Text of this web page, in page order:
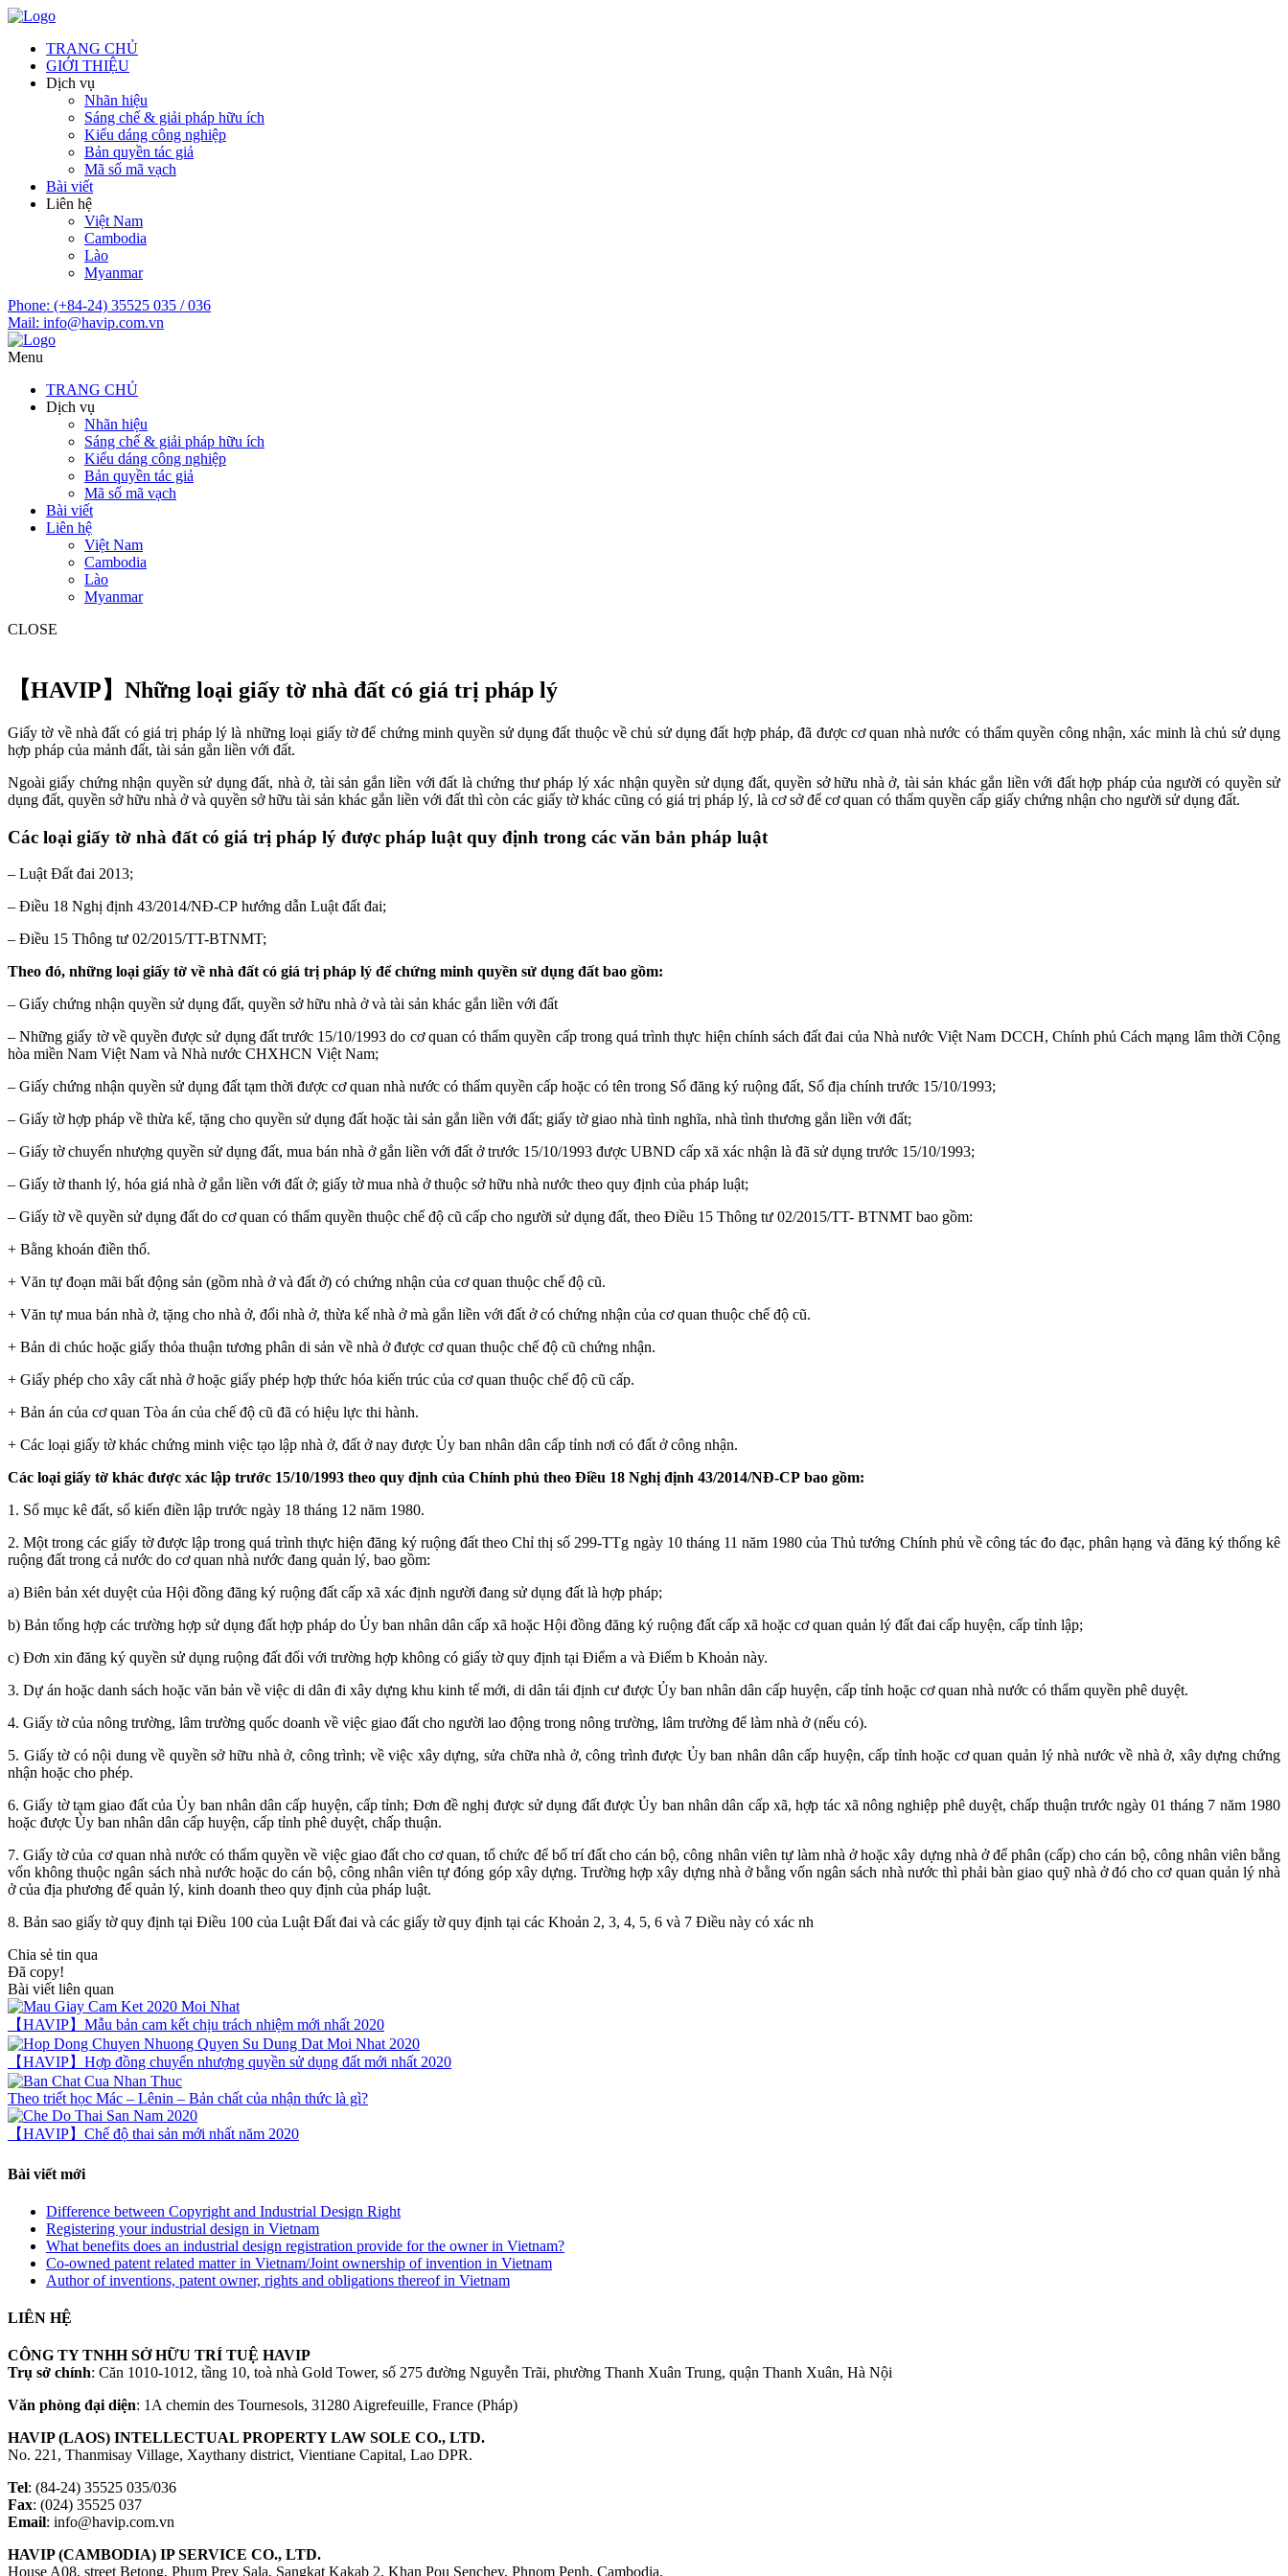
TRANG CHỦ
GIỚI THIỆU
Dịch vụ
Nhãn hiệu
Sáng chế & giải pháp hữu ích
Kiểu dáng công nghiệp
Bản quyền tác giả
Mã số mã vạch
Bài viết
Liên hệ
Việt Nam
Cambodia
Lào
Myanmar
Phone: (+84-24) 35525 035 / 036
Mail: info@havip.com.vn
Menu
TRANG CHỦ
Dịch vụ
Nhãn hiệu
Sáng chế & giải pháp hữu ích
Kiểu dáng công nghiệp
Bản quyền tác giả
Mã số mã vạch
Bài viết
Liên hệ
Việt Nam
Cambodia
Lào
Myanmar
CLOSE
【HAVIP】Những loại giấy tờ nhà đất có giá trị pháp lý
Giấy tờ về nhà đất có giá trị pháp lý là những loại giấy tờ để chứng minh quyền sử dụng đất thuộc về chủ sử dụng đất hợp pháp, đã được cơ quan nhà nước có thẩm quyền công nhận, xác minh là chủ sử dụng
hợp pháp của mảnh đất, tài sản gắn liền với đất.
Ngoài giấy chứng nhận quyền sử dụng đất, nhà ở, tài sản gắn liền với đất là chứng thư pháp lý xác nhận quyền sử dụng đất, quyền sở hữu nhà ở, tài sản khác gắn liền với đất hợp pháp của người có quyền sử
dụng đất, quyền sở hữu nhà ở và quyền sở hữu tài sản khác gắn liền với đất thì còn các giấy tờ khác cũng có giá trị pháp lý, là cơ sở để cơ quan có thẩm quyền cấp giấy chứng nhận cho người sử dụng đất.
Các loại giấy tờ nhà đất có giá trị pháp lý được pháp luật quy định trong các văn bản pháp luật
– Luật Đất đai 2013;
– Điều 18 Nghị định 43/2014/NĐ-CP hướng dẫn Luật đất đai;
– Điều 15 Thông tư 02/2015/TT-BTNMT;
Theo đó, những loại giấy tờ về nhà đất có giá trị pháp lý để chứng minh quyền sử dụng đất bao gồm:
– Giấy chứng nhận quyền sử dụng đất, quyền sở hữu nhà ở và tài sản khác gắn liền với đất
– Những giấy tờ về quyền được sử dụng đất trước 15/10/1993 do cơ quan có thẩm quyền cấp trong quá trình thực hiện chính sách đất đai của Nhà nước Việt Nam DCCH, Chính phủ Cách mạng lâm thời Cộng
hòa miền Nam Việt Nam và Nhà nước CHXHCN Việt Nam;
– Giấy chứng nhận quyền sử dụng đất tạm thời được cơ quan nhà nước có thẩm quyền cấp hoặc có tên trong Sổ đăng ký ruộng đất, Sổ địa chính trước 15/10/1993;
– Giấy tờ hợp pháp về thừa kế, tặng cho quyền sử dụng đất hoặc tài sản gắn liền với đất; giấy tờ giao nhà tình nghĩa, nhà tình thương gắn liền với đất;
– Giấy tờ chuyển nhượng quyền sử dụng đất, mua bán nhà ở gắn liền với đất ở trước 15/10/1993 được UBND cấp xã xác nhận là đã sử dụng trước 15/10/1993;
– Giấy tờ thanh lý, hóa giá nhà ở gắn liền với đất ở; giấy tờ mua nhà ở thuộc sở hữu nhà nước theo quy định của pháp luật;
– Giấy tờ về quyền sử dụng đất do cơ quan có thẩm quyền thuộc chế độ cũ cấp cho người sử dụng đất, theo Điều 15 Thông tư 02/2015/TT- BTNMT bao gồm:
+ Bằng khoán điền thổ.
+ Văn tự đoạn mãi bất động sản (gồm nhà ở và đất ở) có chứng nhận của cơ quan thuộc chế độ cũ.
+ Văn tự mua bán nhà ở, tặng cho nhà ở, đổi nhà ở, thừa kế nhà ở mà gắn liền với đất ở có chứng nhận của cơ quan thuộc chế độ cũ.
+ Bản di chúc hoặc giấy thỏa thuận tương phân di sản về nhà ở được cơ quan thuộc chế độ cũ chứng nhận.
+ Giấy phép cho xây cất nhà ở hoặc giấy phép hợp thức hóa kiến trúc của cơ quan thuộc chế độ cũ cấp.
+ Bản án của cơ quan Tòa án của chế độ cũ đã có hiệu lực thi hành.
+ Các loại giấy tờ khác chứng minh việc tạo lập nhà ở, đất ở nay được Ủy ban nhân dân cấp tỉnh nơi có đất ở công nhận.
Các loại giấy tờ khác được xác lập trước 15/10/1993 theo quy định của Chính phủ theo Điều 18 Nghị định 43/2014/NĐ-CP bao gồm:
1. Sổ mục kê đất, sổ kiến điền lập trước ngày 18 tháng 12 năm 1980.
2. Một trong các giấy tờ được lập trong quá trình thực hiện đăng ký ruộng đất theo Chỉ thị số 299-TTg ngày 10 tháng 11 năm 1980 của Thủ tướng Chính phủ về công tác đo đạc, phân hạng và đăng ký thống kê
ruộng đất trong cả nước do cơ quan nhà nước đang quản lý, bao gồm:
a) Biên bản xét duyệt của Hội đồng đăng ký ruộng đất cấp xã xác định người đang sử dụng đất là hợp pháp;
b) Bản tổng hợp các trường hợp sử dụng đất hợp pháp do Ủy ban nhân dân cấp xã hoặc Hội đồng đăng ký ruộng đất cấp xã hoặc cơ quan quản lý đất đai cấp huyện, cấp tỉnh lập;
c) Đơn xin đăng ký quyền sử dụng ruộng đất đối với trường hợp không có giấy tờ quy định tại Điểm a và Điểm b Khoản này.
3. Dự án hoặc danh sách hoặc văn bản về việc di dân đi xây dựng khu kinh tế mới, di dân tái định cư được Ủy ban nhân dân cấp huyện, cấp tỉnh hoặc cơ quan nhà nước có thẩm quyền phê duyệt.
4. Giấy tờ của nông trường, lâm trường quốc doanh về việc giao đất cho người lao động trong nông trường, lâm trường để làm nhà ở (nếu có).
5. Giấy tờ có nội dung về quyền sở hữu nhà ở, công trình; về việc xây dựng, sửa chữa nhà ở, công trình được Ủy ban nhân dân cấp huyện, cấp tỉnh hoặc cơ quan quản lý nhà nước về nhà ở, xây dựng chứng
nhận hoặc cho phép.
6. Giấy tờ tạm giao đất của Ủy ban nhân dân cấp huyện, cấp tỉnh; Đơn đề nghị được sử dụng đất được Ủy ban nhân dân cấp xã, hợp tác xã nông nghiệp phê duyệt, chấp thuận trước ngày 01 tháng 7 năm 1980
hoặc được Ủy ban nhân dân cấp huyện, cấp tỉnh phê duyệt, chấp thuận.
7. Giấy tờ của cơ quan nhà nước có thẩm quyền về việc giao đất cho cơ quan, tổ chức để bố trí đất cho cán bộ, công nhân viên tự làm nhà ở hoặc xây dựng nhà ở để phân (cấp) cho cán bộ, công nhân viên bằng
vốn không thuộc ngân sách nhà nước hoặc do cán bộ, công nhân viên tự đóng góp xây dựng. Trường hợp xây dựng nhà ở bằng vốn ngân sách nhà nước thì phải bàn giao quỹ nhà ở đó cho cơ quan quản lý nhà
ở của địa phương để quản lý, kinh doanh theo quy định của pháp luật.
8. Bản sao giấy tờ quy định tại Điều 100 của Luật Đất đai và các giấy tờ quy định tại các Khoản 2, 3, 4, 5, 6 và 7 Điều này có xác nh
Chia sẻ tin qua
Đã copy!
Bài viết liên quan
【HAVIP】Mẫu bản cam kết chịu trách nhiệm mới nhất 2020
【HAVIP】Hợp đồng chuyển nhượng quyền sử dụng đất mới nhất 2020
Theo triết học Mác – Lênin – Bản chất của nhận thức là gì?
【HAVIP】Chế độ thai sản mới nhất năm 2020
Bài viết mới
Difference between Copyright and Industrial Design Right
Registering your industrial design in Vietnam
What benefits does an industrial design registration provide for the owner in Vietnam?
Co-owned patent related matter in Vietnam/Joint ownership of invention in Vietnam
Author of inventions, patent owner, rights and obligations thereof in Vietnam
LIÊN HỆ
CÔNG TY TNHH SỞ HỮU TRÍ TUỆ HAVIP
Trụ sở chính: Căn 1010-1012, tầng 10, toà nhà Gold Tower, số 275 đường Nguyễn Trãi, phường Thanh Xuân Trung, quận Thanh Xuân, Hà Nội
Văn phòng đại diện: 1A chemin des Tournesols, 31280 Aigrefeuille, France (Pháp)
HAVIP (LAOS) INTELLECTUAL PROPERTY LAW SOLE CO., LTD.
No. 221, Thanmisay Village, Xaythany district, Vientiane Capital, Lao DPR.
Tel: (84-24) 35525 035/036
Fax: (024) 35525 037
Email: info@havip.com.vn
HAVIP (CAMBODIA) IP SERVICE CO., LTD.
House A08, street Betong, Phum Prey Sala, Sangkat Kakab 2, Khan Pou Senchey, Phnom Penh, Cambodia.